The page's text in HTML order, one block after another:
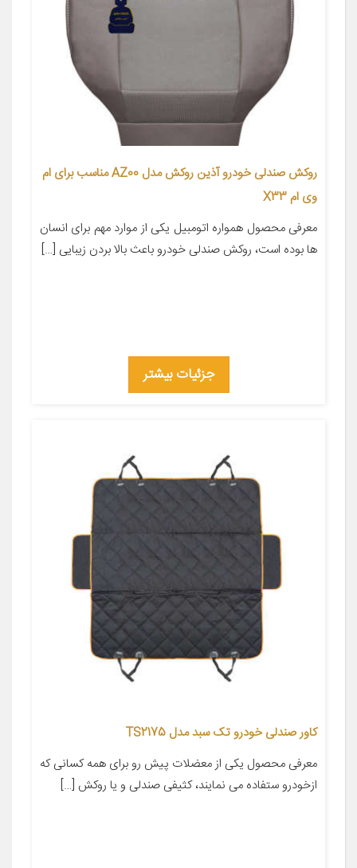
روکش صندلی خودرو آذین روکش مدل AZ00 مناسب برای ام
وی ام X33
معرفی محصول همواره اتومبیل یکی از موارد مهم برای انسان
ها بوده است، روکش صندلی خودرو باعث بالا بردن زیبایی […]
جزئیات بیشتر
کاور صندلی خودرو تک سبد مدل TS2175
معرفی محصول یکی از معضلات پیش رو برای همه کسانی که
ازخودرو ستفاده می نمایند، کثیفی صندلی و یا روکش […]